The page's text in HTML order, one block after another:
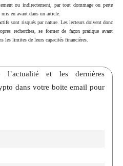
ou indirectement, par tout dommage ou perte
en avant dans un article.
sont risqués par nature. Les lecteurs doivent donc
recherches, se former de façon pratique avant
les limites de leurs capacités financières.
et les dernières
dans votre boite email pour